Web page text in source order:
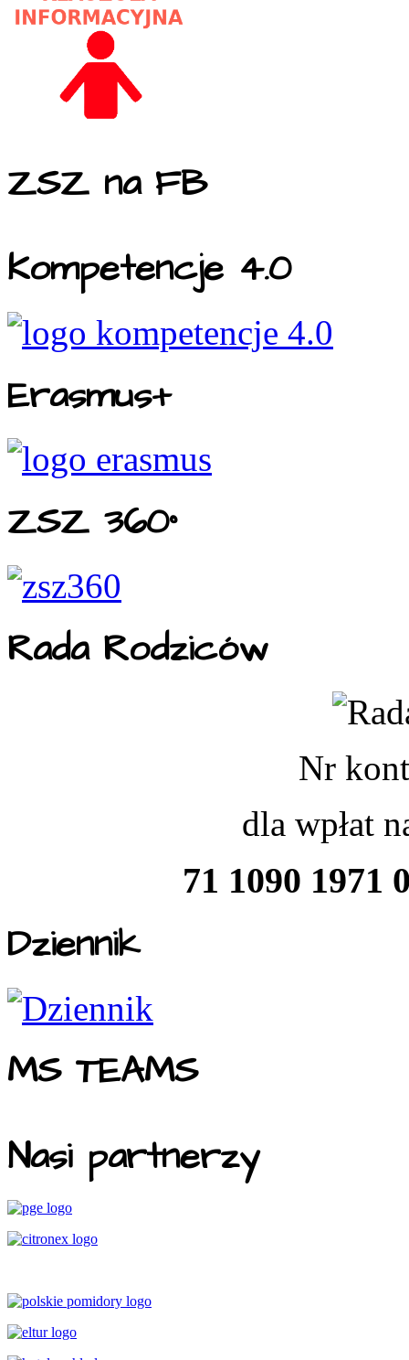
ZSZ na FB
Kompetencje 4.0
Erasmus+
ZSZ 360°
Rada Rodziców
Nr
dla wpłat
71 1090 1971
Dziennik
MS TEAMS
Nasi partnerzy